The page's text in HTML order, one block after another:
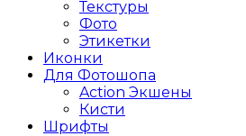
Текстуры
Фото
Этикетки
Иконки
Для Фотошопа
Action Экшены
Кисти
Шрифты